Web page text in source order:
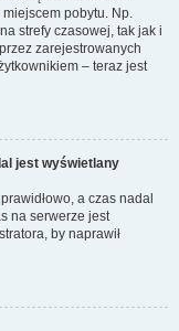
pobytu. Np.
strefy czasowej, tak jak i
zarejestrowanych
– teraz jest
jest wyświetlany
a czas nadal
na serwerze jest
by naprawił